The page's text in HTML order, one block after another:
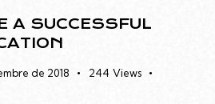
A SUCCESSFUL
de 2018 244 Views